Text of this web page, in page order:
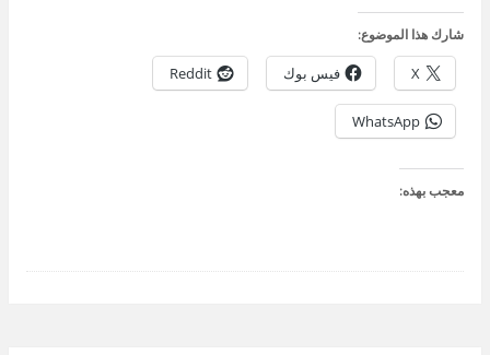
شارك هذا الموضوع:
X فيس بوك Reddit
WhatsApp
معجب بهذه: